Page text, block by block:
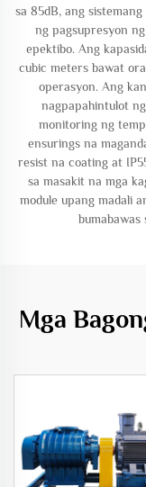
sa 85dB, ang
ng pagsupresyon
epektibo. Ang
cubic meters bawat
operasyon. Ang
nagpapahintulot
monitoring ng
ensurings na
resist na coating at
sa masakit na mga
module upang madali
Mga